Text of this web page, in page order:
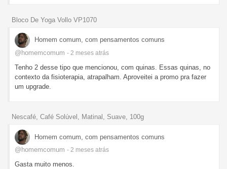
Bloco De Yoga Vollo VP1070
Homem comum, com pensamentos comuns
@homemcomum - 2 meses atrás
Tenho 2 desse tipo que mencionou, com quinas. Essas quinas, no
contexto da fisioterapia, atrapalham. Aproveitei a promo pra fazer
um upgrade.
Nescafé, Café Solúvel, Matinal, Suave, 100g
Homem comum, com pensamentos comuns
@homemcomum - 2 meses atrás
Gasta muito menos.